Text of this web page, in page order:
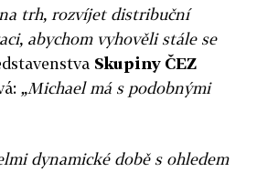
trh, rozvíjet distribuční
abychom vyhověli stále se
Skupiny ČEZ
„Michael má s podobnými
dynamické době s ohledem